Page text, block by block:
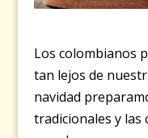
Los colombianos
tan lejos de
navidad
tradicionales y las